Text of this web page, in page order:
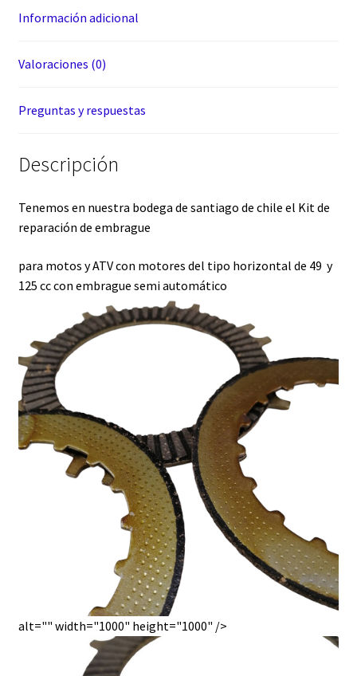
Información adicional
Valoraciones (0)
Preguntas y respuestas
Descripción
Tenemos en nuestra bodega de santiago de chile el Kit de
reparación de embrague
para motos y ATV con motores del tipo horizontal de 49 y
125 cc con embrague semi automático
alt="" width="1000" height="1000" />